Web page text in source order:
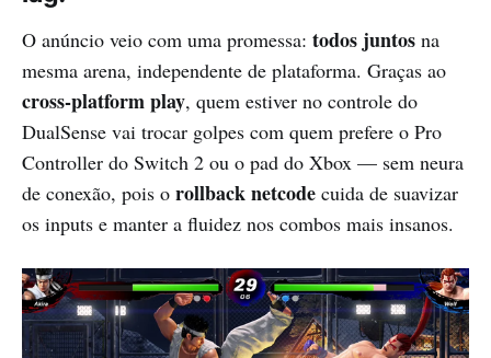
O anúncio veio com uma promessa: todos juntos na
mesma arena, independente de plataforma. Graças ao
cross-platform play, quem estiver no controle do
DualSense vai trocar golpes com quem prefere o Pro
Controller do Switch 2 ou o pad do Xbox — sem neura
de conexão, pois o rollback netcode cuida de suavizar
os inputs e manter a fluidez nos combos mais insanos.